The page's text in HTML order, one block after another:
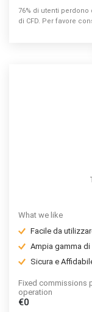
76% di utenti
di CFD. Per favore
What we like
Facile da
Ampia gamma
Sicura e
Fixed commissions
operation
€0